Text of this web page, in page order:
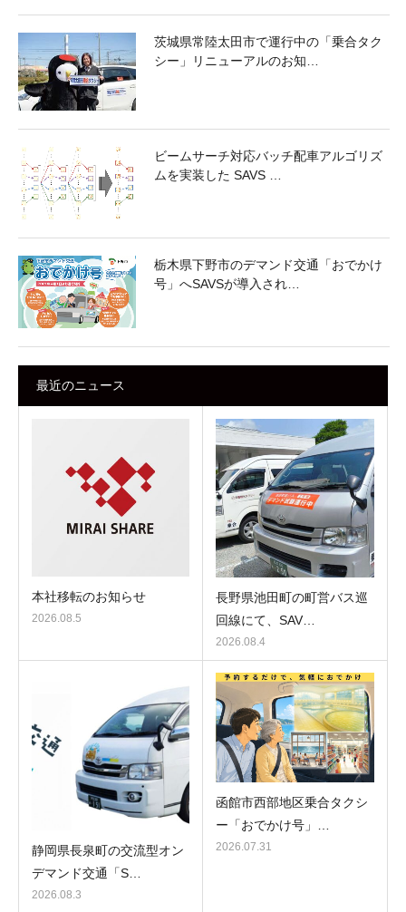
茨城県常陸太田市で運行中の「乗合タク
シー」リニューアルのお知…
ビームサーチ対応バッチ配車アルゴリズ
ムを実装した SAVS …
栃木県下野市のデマンド交通「おでかけ
号」へSAVSが導入され…
最近のニュース
本社移転のお知らせ
2026.08.5
長野県池田町の町営バス巡
回線にて、SAV…
2026.08.4
静岡県長泉町の交流型オン
デマンド交通「S…
2026.08.3
函館市西部地区乗合タクシ
ー「おでかけ号」…
2026.07.31